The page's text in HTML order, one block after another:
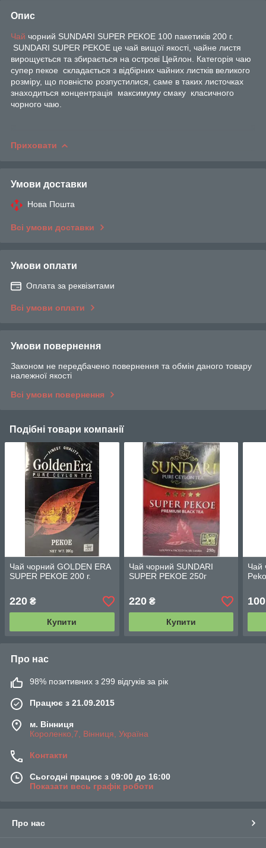
Опис
Чай чорний SUNDARI SUPER PEKOE 100 пакетиків 200 г.
​​​​​​ SUNDARI SUPER PEKOE це чай вищої якості, чайне листя
вирощується та збирається на острові Цейлон. Категорія чаю
супер пекое складається з відбірних чайних листків великого
розміру, що повністю розпустилися, саме в таких листочках
знаходиться концентрація максимуму смаку класичного
чорного чаю.
Приховати
Умови доставки
Нова Пошта
Всі умови доставки
Умови оплати
Оплата за реквізитами
Всі умови оплати
Умови повернення
Законом не передбачено повернення та обмін даного товару
належної якості
Всі умови повернення
Подібні товари компанії
Чай чорний GOLDEN ERA
SUPER PEKOE 200 г.
220 ₴
Купити
Чай чорний SUNDARI
SUPER PEKOE 250г
220₴
Купити
Чай
100
Про нас
98% позитивних з 299 відгуків за рік
Працює з 21.09.2015
м. Вінниця
Короленко,7, Вінниця, Україна
Контакти
Сьогодні працює з 09:00 до 16:00
Показати весь графік роботи
Про нас